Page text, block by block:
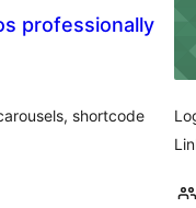
professionally
shortcode